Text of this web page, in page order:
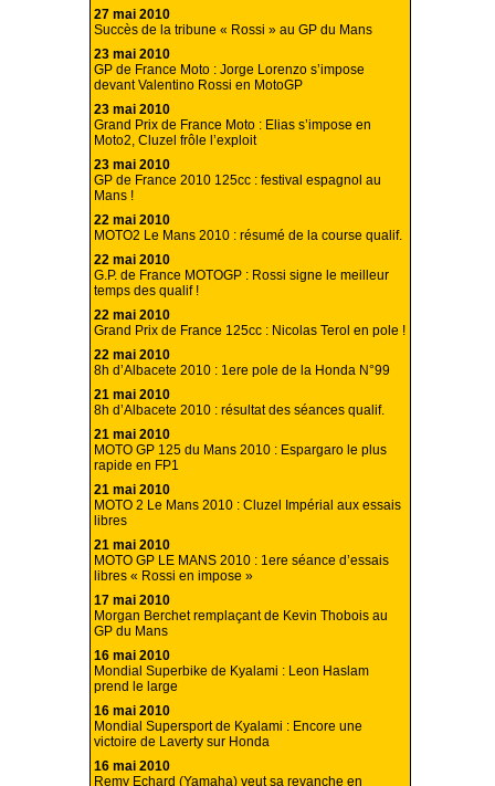
27 mai 2010
Succès de la tribune « Rossi » au GP du Mans
23 mai 2010
GP de France Moto : Jorge Lorenzo s’impose
devant Valentino Rossi en MotoGP
23 mai 2010
Grand Prix de France Moto : Elias s’impose en
Moto2, Cluzel frôle l’exploit
23 mai 2010
GP de France 2010 125cc : festival espagnol au
Mans !
22 mai 2010
MOTO2 Le Mans 2010 : résumé de la course qualif.
22 mai 2010
G.P. de France MOTOGP : Rossi signe le meilleur
temps des qualif !
22 mai 2010
Grand Prix de France 125cc : Nicolas Terol en pole !
22 mai 2010
8h d’Albacete 2010 : 1ere pole de la Honda N°99
21 mai 2010
8h d’Albacete 2010 : résultat des séances qualif.
21 mai 2010
MOTO GP 125 du Mans 2010 : Espargaro le plus
rapide en FP1
21 mai 2010
MOTO 2 Le Mans 2010 : Cluzel Impérial aux essais
libres
21 mai 2010
MOTO GP LE MANS 2010 : 1ere séance d’essais
libres « Rossi en impose »
17 mai 2010
Morgan Berchet remplaçant de Kevin Thobois au
GP du Mans
16 mai 2010
Mondial Superbike de Kyalami : Leon Haslam
prend le large
16 mai 2010
Mondial Supersport de Kyalami : Encore une
victoire de Laverty sur Honda
16 mai 2010
Remy Echard (Yamaha) veut sa revanche en